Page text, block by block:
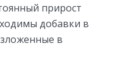
прирост
добавки в
в